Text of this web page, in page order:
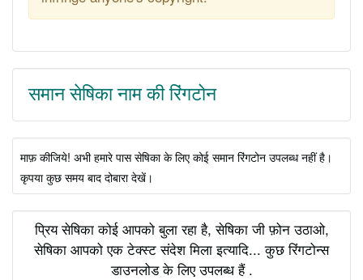
समान सेषिका नाम की रिंगटोन
माफ़ कीजिये! अभी हमारे पास सेषिका के लिए कोई समान रिंगटोन उपलब्ध नहीं है।
कृपया कुछ समय बाद दोबारा देखें।
प्रिय सेषिका कोई आपको बुला रहा है, सेषिका जी फ़ोन उठाओ,
सेषिका आपको एक टेक्स्ट संदेश मिला इत्यादि... कुछ रिंगटोन्स
डाउनलोड के लिए उपलब्ध हैं .